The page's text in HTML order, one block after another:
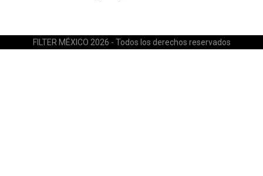
FILTER MÉXICO 2026 - Todos los derechos reservados